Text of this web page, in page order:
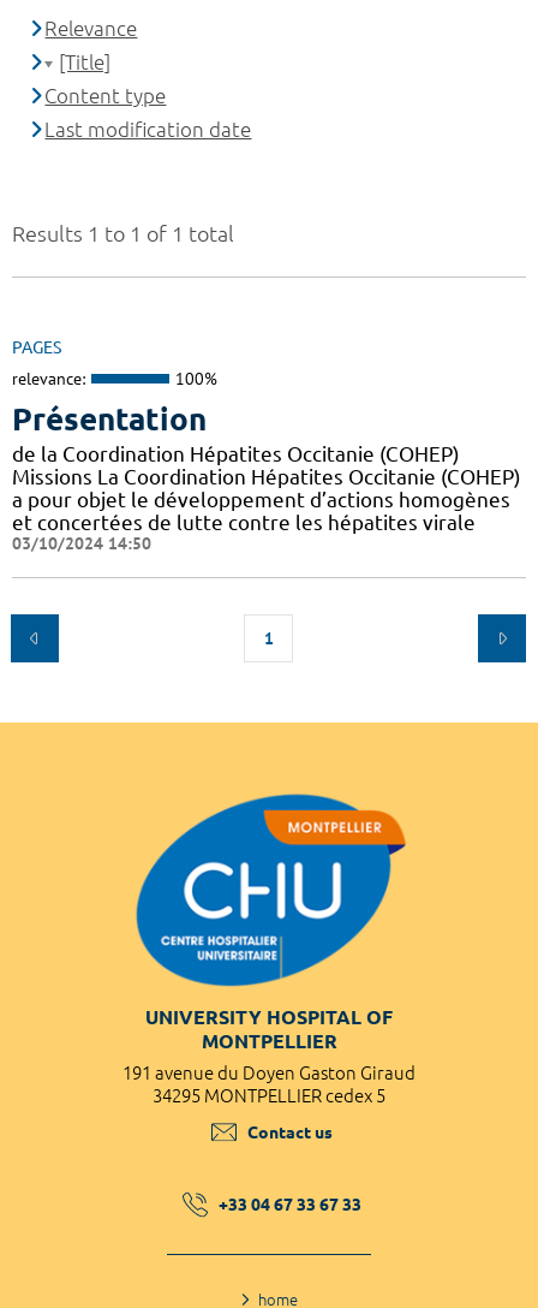
Results 1 to 1 of 1 total
PAGES
relevance: 100%
Présentation
de la Coordination Hépatites Occitanie (COHEP)
Missions La Coordination Hépatites Occitanie (COHEP)
a pour objet le développement d’actions homogènes
et concertées de lutte contre les hépatites virale
03/10/2024 14:50
1
Relevance
[Title]
Content type
Last modification date
UNIVERSITY HOSPITAL OF
MONTPELLIER
191 avenue du Doyen Gaston Giraud
34295 MONTPELLIER cedex 5
Contact us
+33 04 67 33 67 33
home